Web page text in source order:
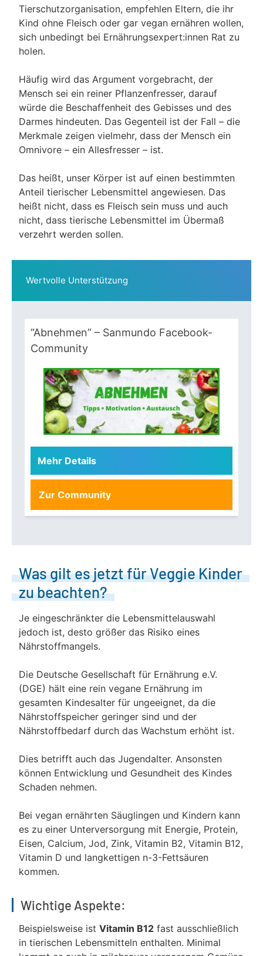
Tierschutzorganisation, empfehlen Eltern, die ihr
Kind ohne Fleisch oder gar vegan ernähren wollen,
sich unbedingt bei Ernährungsexpert:innen Rat zu
holen.
Häufig wird das Argument vorgebracht, der
Mensch sei ein reiner Pflanzenfresser, darauf
würde die Beschaffenheit des Gebisses und des
Darmes hindeuten. Das Gegenteil ist der Fall – die
Merkmale zeigen vielmehr, dass der Mensch ein
Omnivore – ein Allesfresser – ist.
Das heißt, unser Körper ist auf einen bestimmten
Anteil tierischer Lebensmittel angewiesen. Das
heißt nicht, dass es Fleisch sein muss und auch
nicht, dass tierische Lebensmittel im Übermaß
verzehrt werden sollen.
Wertvolle Unterstützung
“Abnehmen” – Sanmundo Facebook-
Community
Mehr Details
Zur Community
Was gilt es jetzt für Veggie Kinder
zu beachten?
Je eingeschränkter die Lebensmittelauswahl
jedoch ist, desto größer das Risiko eines
Nährstoffmangels.
Die Deutsche Gesellschaft für Ernährung e.V.
(DGE) hält eine rein vegane Ernährung im
gesamten Kindesalter für ungeeignet, da die
Nährstoffspeicher geringer sind und der
Nährstoffbedarf durch das Wachstum erhöht ist.
Dies betrifft auch das Jugendalter. Ansonsten
können Entwicklung und Gesundheit des Kindes
Schaden nehmen.
Bei vegan ernährten Säuglingen und Kindern kann
es zu einer Unterversorgung mit Energie, Protein,
Eisen, Calcium, Jod, Zink, Vitamin B2, Vitamin B12,
Vitamin D und langkettigen n-3-Fettsäuren
kommen.
Wichtige Aspekte:
Beispielsweise ist Vitamin B12 fast ausschließlich
in tierischen Lebensmitteln enthalten. Minimal